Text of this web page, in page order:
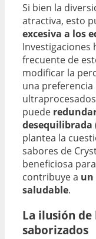
Si bien la
atractiva, esto
excesiva a los
Investigaciones
frecuente de
modificar la
una
puede
desequilibrada
plantea la
sabores de
beneficiosa
contribuye a un
saludable.
La ilusión de
saborizados